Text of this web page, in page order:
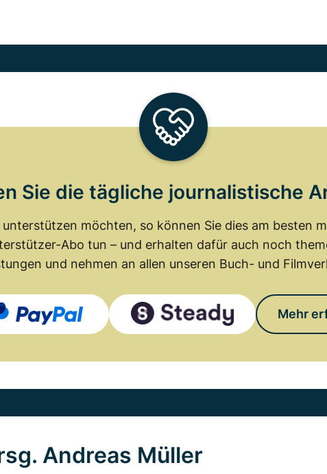
Sie die tägliche journalistische
unterstützen möchten, so können Sie dies am besten
Abo tun – und erhalten dafür auch noch
und nehmen an allen unseren Buch- und
Mehr
Andreas Müller